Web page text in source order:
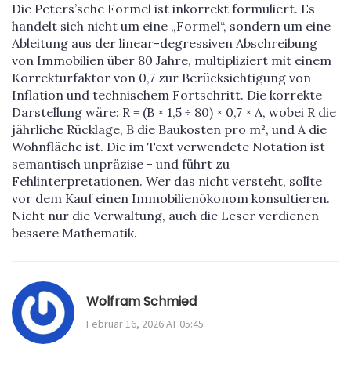
Die Peters’sche Formel ist inkorrekt formuliert. Es
handelt sich nicht um eine „Formel“, sondern um eine
Ableitung aus der linear-degressiven Abschreibung
von Immobilien über 80 Jahre, multipliziert mit einem
Korrekturfaktor von 0,7 zur Berücksichtigung von
Inflation und technischem Fortschritt. Die korrekte
Darstellung wäre: R = (B × 1,5 ÷ 80) × 0,7 × A, wobei R die
jährliche Rücklage, B die Baukosten pro m², und A die
Wohnfläche ist. Die im Text verwendete Notation ist
semantisch unpräzise - und führt zu
Fehlinterpretationen. Wer das nicht versteht, sollte
vor dem Kauf einen Immobilienökonom konsultieren.
Nicht nur die Verwaltung, auch die Leser verdienen
bessere Mathematik.
Wolfram Schmied
Februar 16, 2026 AT 05:45